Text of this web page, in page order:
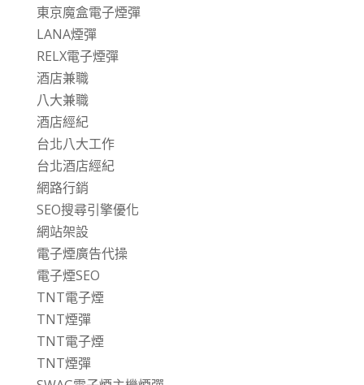
東京魔盒電子煙彈
LANA煙彈
RELX電子煙彈
酒店兼職
八大兼職
酒店經紀
台北八大工作
台北酒店經紀
網路行銷
SEO搜尋引擎優化
網站架設
電子煙廣告代操
電子煙SEO
TNT電子煙
TNT煙彈
TNT電子煙
TNT煙彈